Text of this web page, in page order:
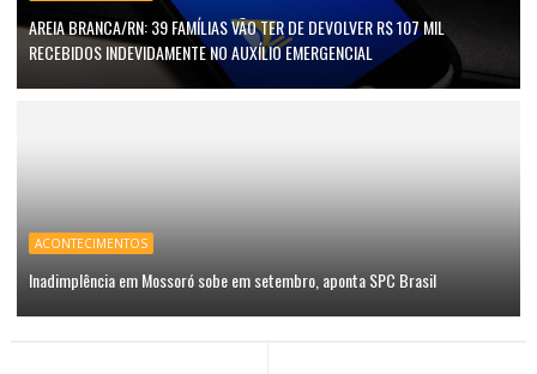
AREIA BRANCA/RN: 39 FAMÍLIAS VÃO TER DE DEVOLVER R$ 107 MIL
RECEBIDOS INDEVIDAMENTE NO AUXÍLIO EMERGENCIAL
ACONTECIMENTOS
Inadimplência em Mossoró sobe em setembro, aponta SPC Brasil